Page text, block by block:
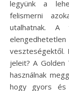
legyünk a
felismerni
utalhatnak. A
veszteségektől.
jeleit? A
használnak
hogy gyors és